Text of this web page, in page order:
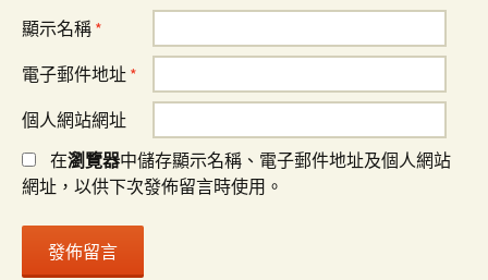
顯示名稱 *
電子郵件地址 *
個人網站網址
在瀏覽器中儲存顯示名稱、電子郵件地址及個人網站
網址，以供下次發佈留言時使用。